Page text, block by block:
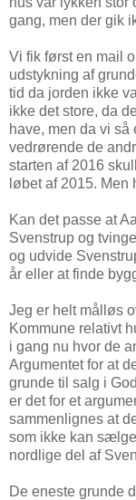
gang, men der gik
Vi fik først en mail
udstykning af
tid da jorden ikke
ikke det store, da
have, men da vi
vedrørende de
starten af 2016
løbet af 2015. Men
Kan det passe at
Svenstrup og
og udvide
år eller at finde
Jeg er helt målløs
Kommune relativt
i gang nu hvor de
Argumentet for at
grunde til salg i
er det for et
sammenlignes at
som ikke kan
nordlige del af
De eneste grunde